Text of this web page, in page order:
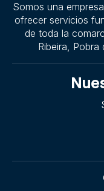
Somos una
ofrecer servicios
de toda la
Ribeira,